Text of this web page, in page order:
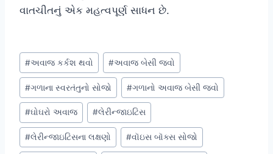
વાતચીતનું એક મહત્વપૂર્ણ સાધન છે.
Post
Tags:
#અવાજ કર્કશ થવો #અવાજ બેસી જવો
#ગળાના સ્વરતંતુનો સોજો #ગળાનો અવાજ બેસી જવો
#ઘોઘરો અવાજ #લેરીન્જાઇટિસ
#લેરીન્જાઇટિસના લક્ષણો #વૉઇસ બૉક્સ સોજો